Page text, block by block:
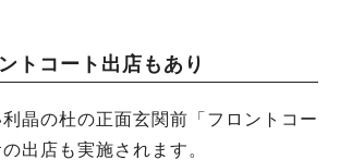
トコート出店もあり
晶の杜の正面玄関前「フロントコー
出店も実施されます。